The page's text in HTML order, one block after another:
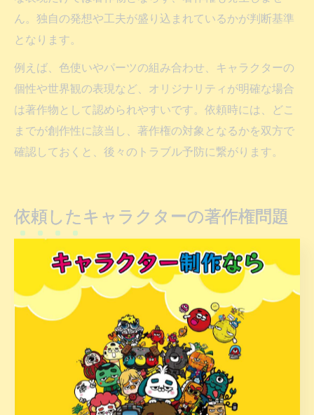
ん。独自の発想や工夫が盛り込まれているかが判断基準
となります。
例えば、色使いやパーツの組み合わせ、キャラクターの
個性や世界観の表現など、オリジナリティが明確な場合
は著作物として認められやすいです。依頼時には、どこ
までが創作性に該当し、著作権の対象となるかを双方で
確認しておくと、後々のトラブル予防に繋がります。
依頼したキャラクターの著作権問題
キャラクターデザイン依頼で起きやすい著作権トラブ
ル実例
キャラクターデザイン依頼時には、著作権に関する誤解
や不明確な取り決めが原因でトラブルが発生しやすい傾
向があります。たとえば「依頼したキャラクターを自由
に使えると思っていたが、実際にはデザイナーが著作権
を持っていた」というケースや、「二次利用や商品化の